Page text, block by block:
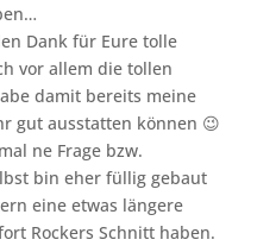
Dank für Eure tolle
vor allem die tollen
damit bereits meine
gut ausstatten können 😉
ne Frage bzw.
bin eher füllig gebaut
eine etwas längere
Rockers Schnitt haben.